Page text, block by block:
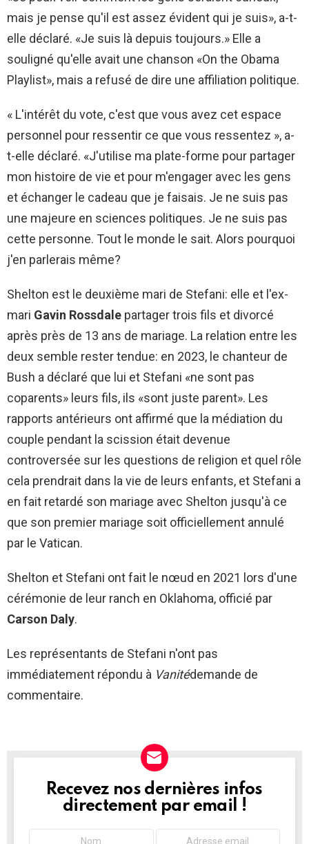
mais je pense qu'il est assez évident qui je suis», a-t-
elle déclaré. «Je suis là depuis toujours.» Elle a
souligné qu'elle avait une chanson «On the Obama
Playlist», mais a refusé de dire une affiliation politique.
« L'intérêt du vote, c'est que vous avez cet espace
personnel pour ressentir ce que vous ressentez », a-
t-elle déclaré. «J'utilise ma plate-forme pour partager
mon histoire de vie et pour m'engager avec les gens
et échanger le cadeau que je faisais. Je ne suis pas
une majeure en sciences politiques. Je ne suis pas
cette personne. Tout le monde le sait. Alors pourquoi
j'en parlerais même?
Shelton est le deuxième mari de Stefani: elle et l'ex-
mari Gavin Rossdale partager trois fils et divorcé
après près de 13 ans de mariage. La relation entre les
deux semble rester tendue: en 2023, le chanteur de
Bush a déclaré que lui et Stefani «ne sont pas
coparents» leurs fils, ils «sont juste parent». Les
rapports antérieurs ont affirmé que la médiation du
couple pendant la scission était devenue
controversée sur les questions de religion et quel rôle
cela prendrait dans la vie de leurs enfants, et Stefani a
en fait retardé son mariage avec Shelton jusqu'à ce
que son premier mariage soit officiellement annulé
par le Vatican.
Shelton et Stefani ont fait le nœud en 2021 lors d'une
cérémonie de leur ranch en Oklahoma, officié par
Carson Daly.
Les représentants de Stefani n'ont pas
immédiatement répondu à Vanitédemande de
commentaire.
NEWSLETTER
Recevez nos dernières infos
directement par email !